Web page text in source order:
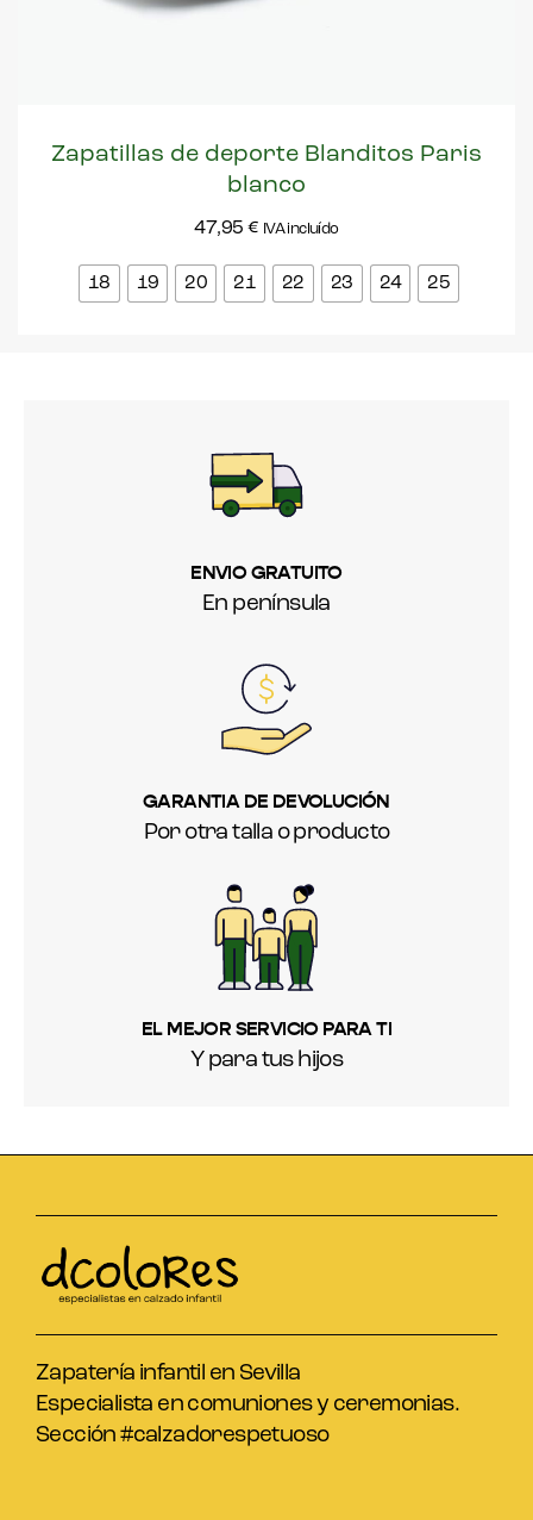
Zapatillas de deporte Blanditos Paris
blanco
47,95 € IVA incluído
18 19 20 21 22 23 24 25
ENVIO GRATUITO
En península
GARANTIA DE DEVOLUCIÓN
Por otra talla o producto
EL MEJOR SERVICIO PARA TI
Y para tus hijos
Zapatería infantil en Sevilla
Especialista en comuniones y ceremonias.
Sección #calzadorespetuoso